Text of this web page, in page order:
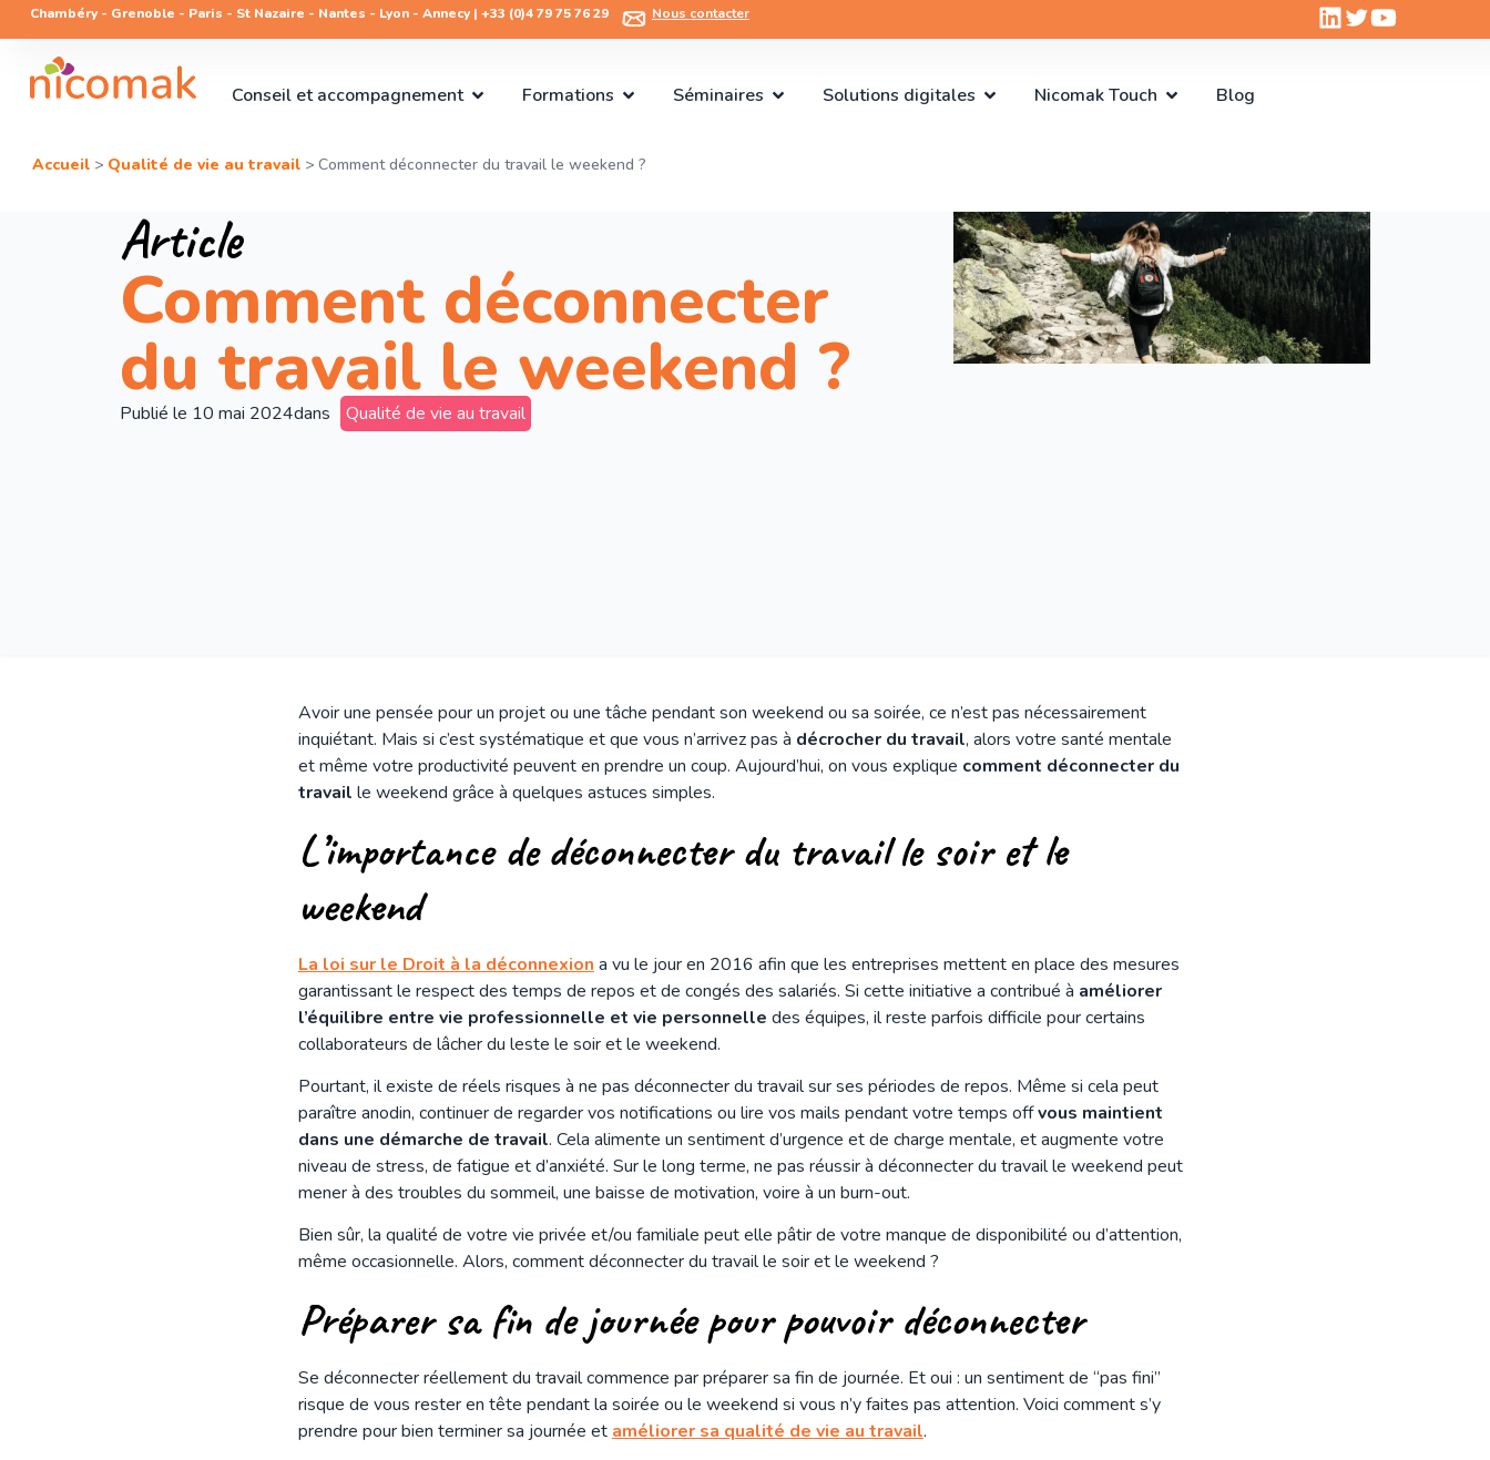
Chambéry - Grenoble - Paris - St Nazaire - Nantes - Lyon - Annecy | +33 (0)4 79 75 76 29​ Nous contacter
Conseil et accompagnement Formations Séminaires Solutions digitales Nicomak Touch Blog
Accueil> Qualité de vie au travail> Comment déconnecter du travail le weekend ?
Article
Comment déconnecter
du travail le weekend ?
Publié le 10 mai 2024dans Qualité de vie au travail
Avoir une pensée pour un projet ou une tâche pendant son weekend ou sa soirée, ce n’est pas nécessairement
inquiétant. Mais si c’est systématique et que vous n’arrivez pas à décrocher du travail, alors votre santé mentale
et même votre productivité peuvent en prendre un coup. Aujourd’hui, on vous explique comment déconnecter du
travail le weekend grâce à quelques astuces simples.
L’importance de déconnecter du travail le soir et le
weekend
La loi sur le Droit à la déconnexion a vu le jour en 2016 afin que les entreprises mettent en place des mesures
garantissant le respect des temps de repos et de congés des salariés. Si cette initiative a contribué à améliorer
l’équilibre entre vie professionnelle et vie personnelle des équipes, il reste parfois difficile pour certains
collaborateurs de lâcher du leste le soir et le weekend.
Pourtant, il existe de réels risques à ne pas déconnecter du travail sur ses périodes de repos. Même si cela peut
paraître anodin, continuer de regarder vos notifications ou lire vos mails pendant votre temps offvous maintient
dans une démarche de travail. Cela alimente un sentiment d’urgence et de charge mentale, et augmente votre
niveau de stress, de fatigue et d’anxiété. Sur le long terme, ne pas réussir à déconnecter du travail le weekend peut
mener à des troubles du sommeil, une baisse de motivation, voire à un burn-out.
Bien sûr, la qualité de votre vie privée et/ou familiale peut elle pâtir de votre manque de disponibilité ou d’attention,
même occasionnelle. Alors, comment déconnecter du travail le soir et le weekend ?
Préparer sa fin de journée pour pouvoir déconnecter
Se déconnecter réellement du travail commence par préparer sa fin de journée. Et oui : un sentiment de “pas fini”
risque de vous rester en tête pendant la soirée ou le weekend si vous n’y faites pas attention. Voici comment s’y
prendre pour bien terminer sa journée et améliorer sa qualité de vie au travail.